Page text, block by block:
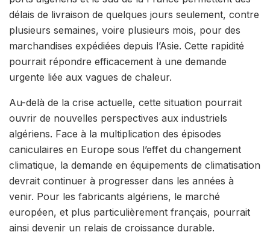
délais de livraison de quelques jours seulement, contre
plusieurs semaines, voire plusieurs mois, pour des
marchandises expédiées depuis l’Asie. Cette rapidité
pourrait répondre efficacement à une demande
urgente liée aux vagues de chaleur.
Au-delà de la crise actuelle, cette situation pourrait
ouvrir de nouvelles perspectives aux industriels
algériens. Face à la multiplication des épisodes
caniculaires en Europe sous l’effet du changement
climatique, la demande en équipements de climatisation
devrait continuer à progresser dans les années à
venir. Pour les fabricants algériens, le marché
européen, et plus particulièrement français, pourrait
ainsi devenir un relais de croissance durable.